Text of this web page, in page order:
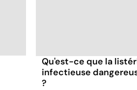
Qu'est-ce que la
infectieuse
?